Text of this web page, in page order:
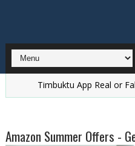
Timbuktu App Real or Fake in
Amazon Summer Offers -